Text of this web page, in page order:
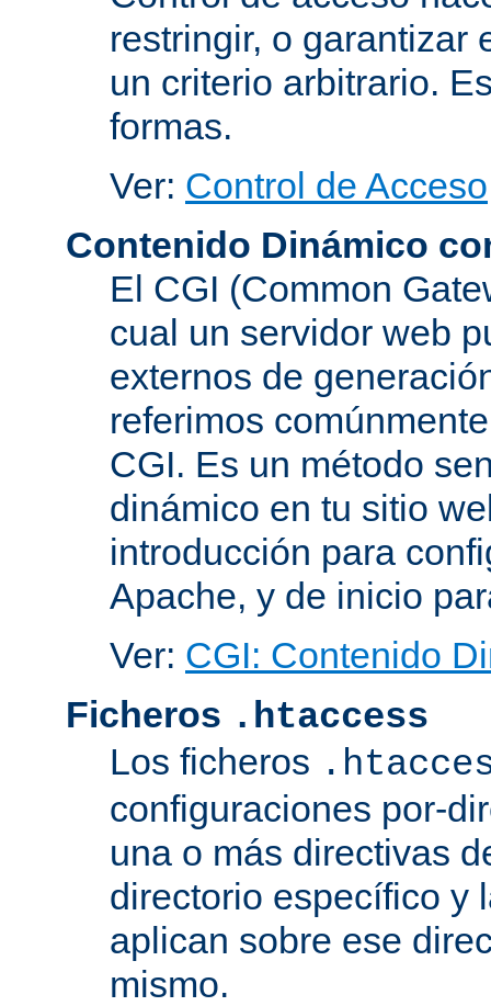
restringir, o garantizar
un criterio arbitrario.
formas.
Ver: Control de Acceso
Contenido Dinámico
El CGI (Common
cual un servidor web
externos de
referimos
CGI. Es un método
dinámico en tu sitio
introducción para
Apache, y de inicio
Ver: CGI: Contenido
Ficheros .htaccess
Los ficheros
configuraciones por-
una o más directivas
directorio específico y
aplican sobre ese
mismo.